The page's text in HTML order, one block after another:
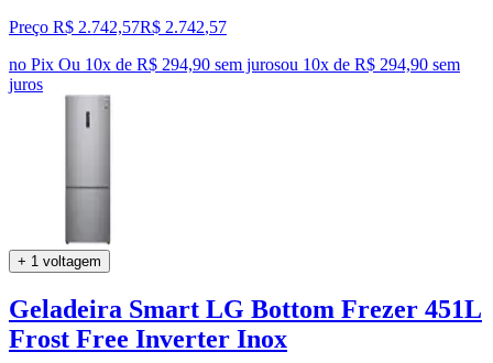
Preço R$ 2.742,57R$ 2.742,57
no Pix Ou 10x de R$ 294,90 sem jurosou 10x de R$ 294,90 sem
juros
+ 1 voltagem
Geladeira Smart LG Bottom Frezer 451L
Frost Free Inverter Inox